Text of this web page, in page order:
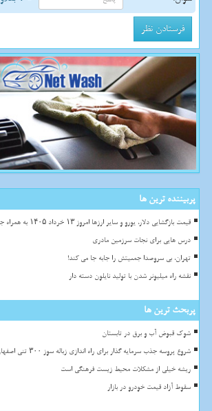
پربیننده ترین ها
قیمت بازگشایی دلار، یورو و سایر ارزها امروز ۱۳ خرداد ۱۴۰۵ به همراه جدول
درس هایی برای نجات سرزمین مادری
تهران، بی سروصدا جمعیتش را جابه جا می کند!
نقشه راه میلیونر شدن با تولید نایلون دسته دار
پربحث ترین ها
شوک قبوض آب و برق در تابستان
شروع پروسه جذب سرمایه گذار برای راه اندازی زباله سوز ۳۰۰ تنی اصفهان
ریشه خیلی از مشکلات محیط زیست فرهنگی است
سقوط آزاد قیمت خودرو در بازار